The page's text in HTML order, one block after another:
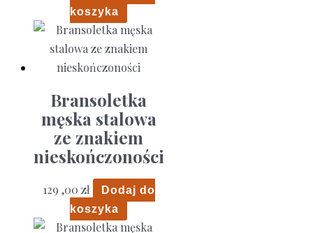
koszyka
Bransoletka
męska stalowa
ze znakiem
nieskończoności
129 ,00 zł
Dodaj do
koszyka